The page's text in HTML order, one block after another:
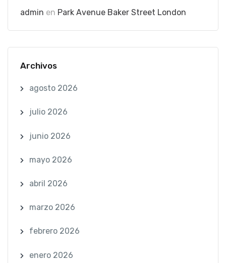
admin en Park Avenue Baker Street London
Archivos
agosto 2026
julio 2026
junio 2026
mayo 2026
abril 2026
marzo 2026
febrero 2026
enero 2026